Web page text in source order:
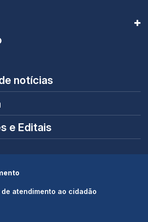
notícias
e Editais
atendimento ao cidadão